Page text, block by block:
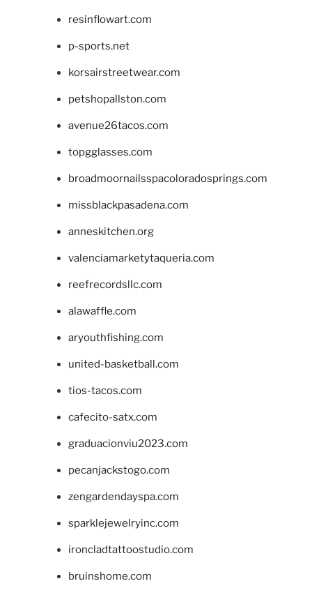
resinflowart.com
p-sports.net
korsairstreetwear.com
petshopallston.com
avenue26tacos.com
topgglasses.com
broadmoornailsspacoloradosprings.com
missblackpasadena.com
anneskitchen.org
valenciamarketytaqueria.com
reefrecordsllc.com
alawaffle.com
aryouthfishing.com
united-basketball.com
tios-tacos.com
cafecito-satx.com
graduacionviu2023.com
pecanjackstogo.com
zengardendayspa.com
sparklejewelryinc.com
ironcladtattoostudio.com
bruinshome.com